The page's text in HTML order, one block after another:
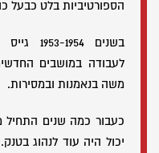
הספורטיביות בלט כבעל
בשנים
לעבודה במושבים
משה בנאמנות ובמסירות.
כעבור כמה שנים התחיל
יכול היה עוד לנהוג